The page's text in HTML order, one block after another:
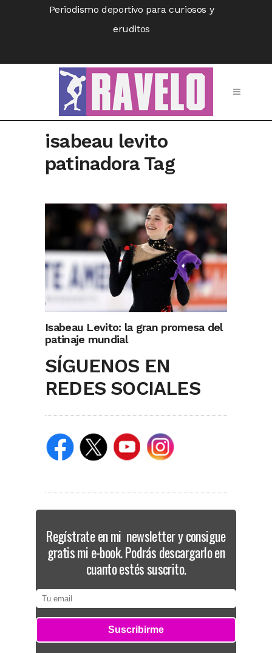
Periodismo deportivo para curiosos y
eruditos
isabeau levito
patinadora Tag
Isabeau Levito: la gran promesa del
patinaje mundial
SÍGUENOS EN
REDES SOCIALES
Regístrate en mi newsletter y consigue
gratis mi e-book. Podrás descargarlo en
cuanto estés suscrito.